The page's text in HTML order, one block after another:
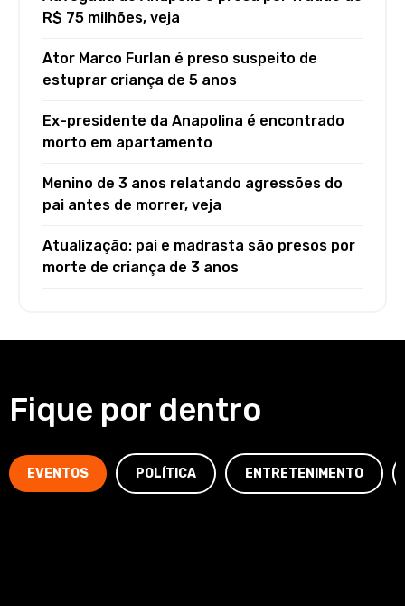
R$ 75 milhões, veja
Ator Marco Furlan é preso suspeito de
estuprar criança de 5 anos
Ex-presidente da Anapolina é encontrado
morto em apartamento
Menino de 3 anos relatando agressões do
pai antes de morrer, veja
Atualização: pai e madrasta são presos por
morte de criança de 3 anos
Fique por dentro
EVENTOS POLÍTICA ENTRETENIMENTO